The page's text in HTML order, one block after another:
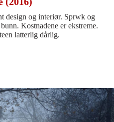
design og interiør. Sprwk og
Kostnadene er ekstreme.
latterlig dårlig.